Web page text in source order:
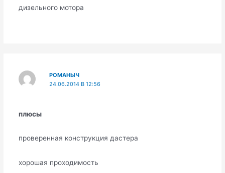
дизельного мотора
РОМАНЫЧ
24.06.2014 В 12:56
плюсы
проверенная конструкция дастера
хорошая проходимость